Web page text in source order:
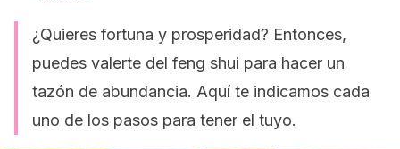
¿Quieres fortuna y prosperidad? Entonces,
puedes valerte del feng shui para hacer un
tazón de abundancia. Aquí te indicamos cada
uno de los pasos para tener el tuyo.